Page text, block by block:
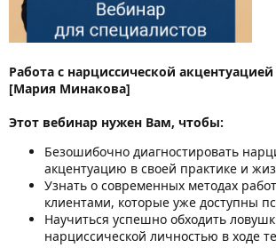
Работа с нарциссической
[Мария Минакова]
Этот вебинар нужен Вам, чтобы:
Безошибочно диагностировать
акцентуацию в своей практике и
Узнать о современных методах
клиентами, которые уже доступны
Научиться успешно обходить
нарциссической личностью в ходе